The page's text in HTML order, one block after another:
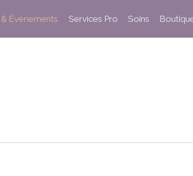
Évènements Services Pro Soins